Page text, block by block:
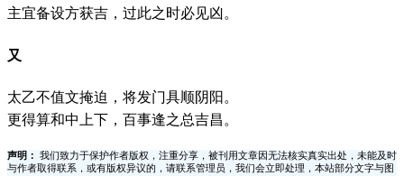
主宜备设方获吉，过此之时必见凶。
又
太乙不值文掩迫，将发门具顺阴阳。
更得算和中上下，百事逢之总吉昌。
声明：
我们致力于保护作者版权，注重分享，被刊用文章因无法核实真实出处，未能及时
与作者取得联系，或有版权异议的，请联系管理员，我们会立即处理，本站部分文字与图